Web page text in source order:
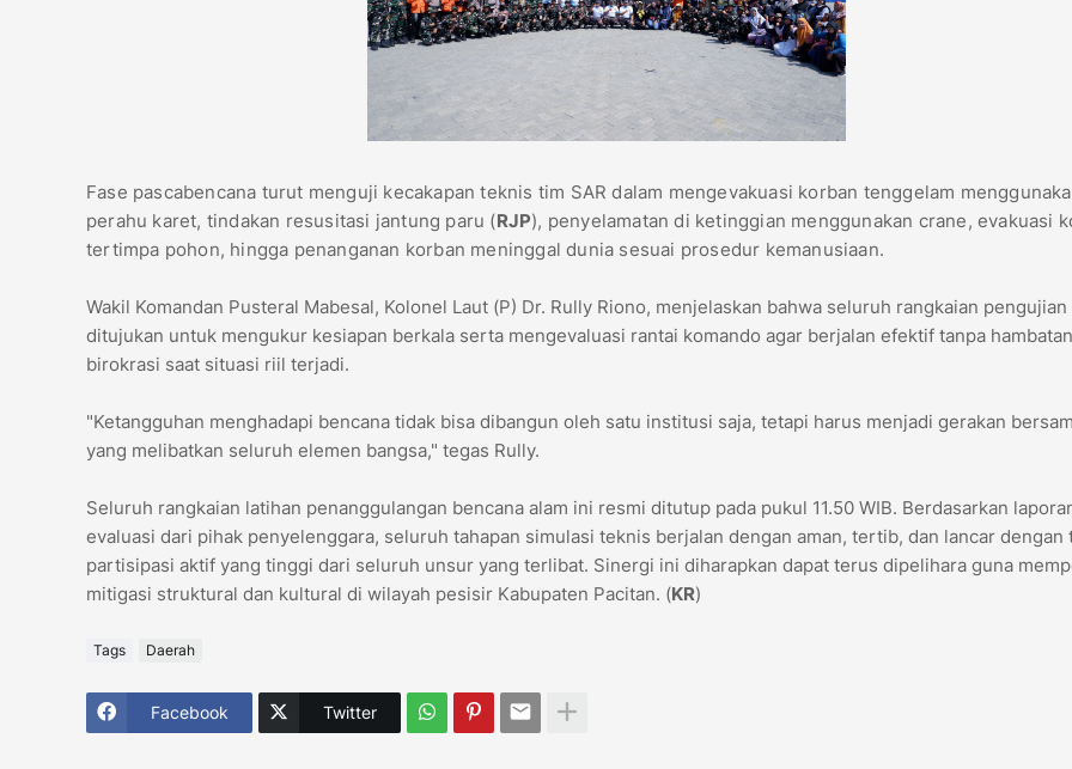
​Fase pascabencana turut menguji kecakapan teknis tim SAR dalam mengevakuasi korban tenggelam
perahu karet, tindakan resusitasi jantung paru (RJP), penyelamatan di ketinggian menggunakan crane, evakuasi
tertimpa pohon, hingga penanganan korban meninggal dunia sesuai prosedur kemanusiaan.
​Wakil Komandan Pusteral Mabesal, Kolonel Laut (P) Dr. Rully Riono, menjelaskan bahwa seluruh rangkaian
ditujukan untuk mengukur kesiapan berkala serta mengevaluasi rantai komando agar berjalan efektif tanpa hambatan
birokrasi saat situasi riil terjadi.
​"Ketangguhan menghadapi bencana tidak bisa dibangun oleh satu institusi saja, tetapi harus menjadi gerakan
yang melibatkan seluruh elemen bangsa," tegas Rully.
​Seluruh rangkaian latihan penanggulangan bencana alam ini resmi ditutup pada pukul 11.50 WIB. Berdasarkan
evaluasi dari pihak penyelenggara, seluruh tahapan simulasi teknis berjalan dengan aman, tertib, dan lancar dengan
partisipasi aktif yang tinggi dari seluruh unsur yang terlibat. Sinergi ini diharapkan dapat terus dipelihara guna
mitigasi struktural dan kultural di wilayah pesisir Kabupaten Pacitan. (KR)
Tags Daerah
Facebook Twitter